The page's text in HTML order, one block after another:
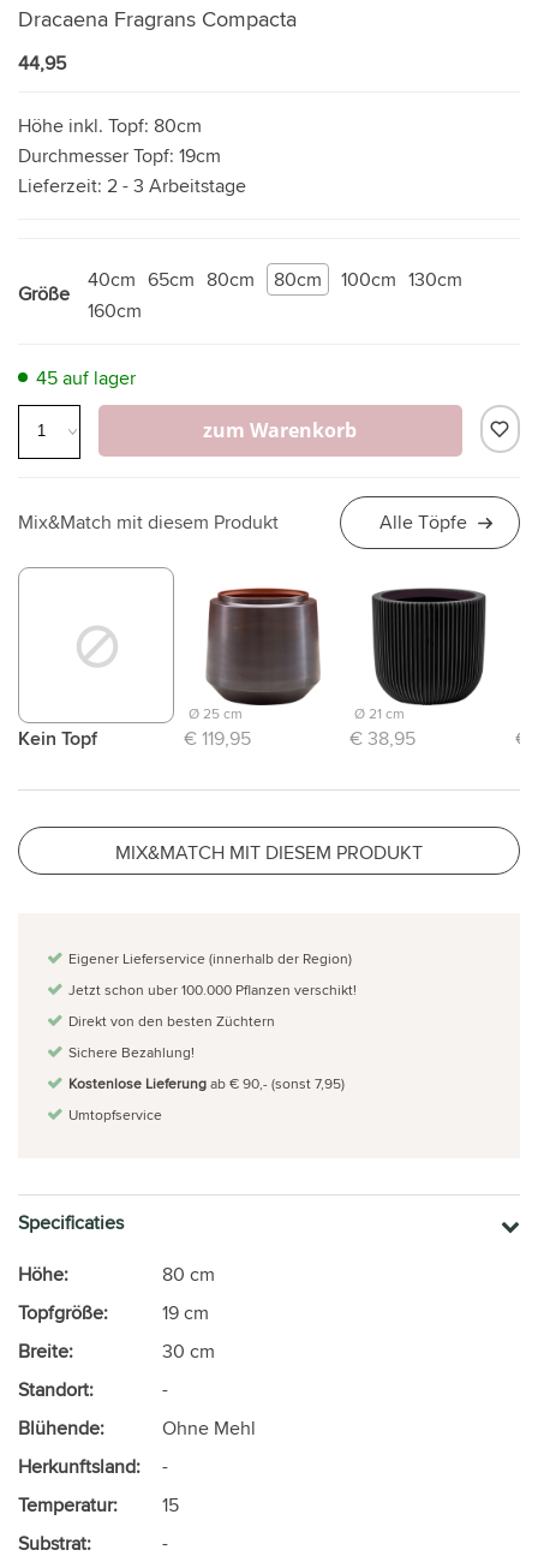
Dracaena Fragrans Compacta
44,95
Höhe inkl. Topf: 80cm
Durchmesser Topf: 19cm
Lieferzeit: 2 - 3 Arbeitstage
Größe
160cm
130cm
40cm 100cm
80cm 80cm
65cm
45 auf lager
zum Warenkorb
Mix&Match mit diesem Produkt Alle Töpfe
Kein Topf € 119,95
Ø 25 cm
€ 38,95
Ø 21 cm
€
MIX&MATCH MIT DIESEM PRODUKT
Eigener Lieferservice (innerhalb der Region)
Jetzt schon uber 100.000 Pflanzen verschikt!
Direkt von den besten Züchtern
Sichere Bezahlung!
Kostenlose Lieferungab € 90,- (sonst 7,95)
Umtopfservice
Specificaties
Höhe:
80 cm
Topfgröße:
19 cm
Breite:
30 cm
Standort:
-
Blühende:
Ohne Mehl
Herkunftsland:
-
Temperatur:
15
Substrat:
-